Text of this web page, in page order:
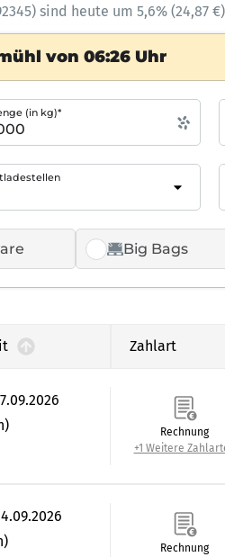
sind heute um 5,6% (24,87
von 06:26 Uhr
Big Bags
(in kg)*
Zahlart
Rechnung
+1 Weitere
Rechnung